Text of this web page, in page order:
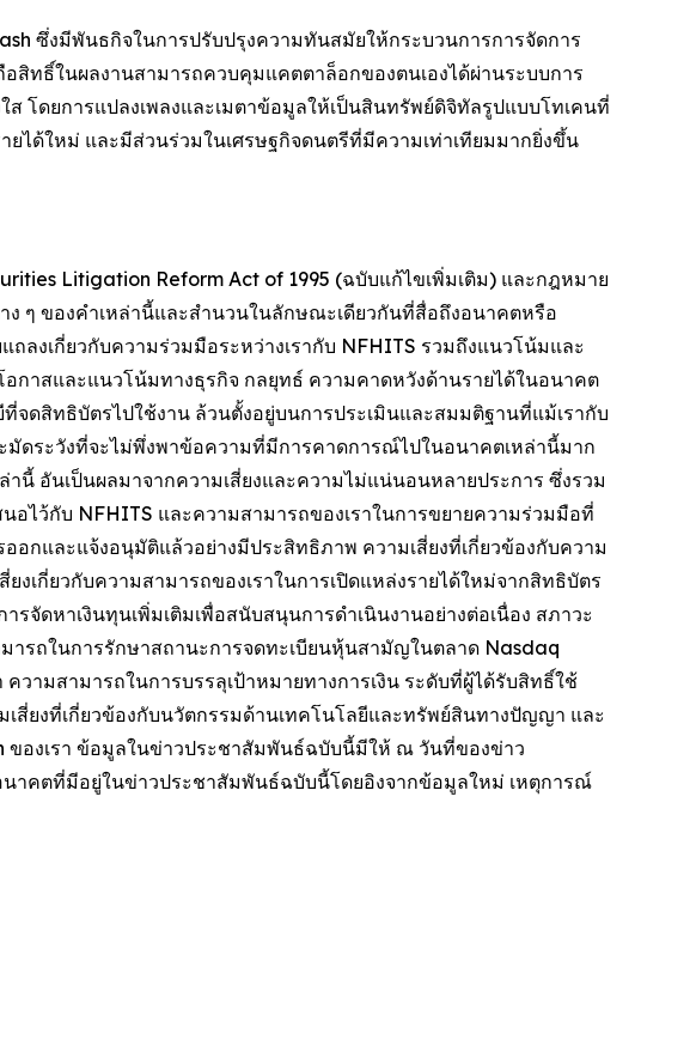
ซึ่งมีพันธกิจในการปรับปรุงความทันสมัยให้กระบวนการการจัดการ
อสิทธิ์ในผลงานสามารถควบคุมแคตตาล็อกของตนเองได้ผ่านระบบการ
โดยการแปลงเพลงและเมตาข้อมูลให้เป็นสินทรัพย์ดิจิทัลรูปแบบโทเคนที่
ยได้ใหม่ และมีส่วนร่วมในเศรษฐกิจดนตรีที่มีความเท่าเทียมมากยิ่งขึ้น
Litigation Reform Act of 1995 (ฉบับแก้ไขเพิ่มเติม) และกฎหมาย
ง ๆ ของคำเหล่านี้และสำนวนในลักษณะเดียวกันที่สื่อถึงอนาคตหรือ
งเกี่ยวกับความร่วมมือระหว่างเรากับ NFHITS รวมถึงแนวโน้มและ
กาสและแนวโน้มทางธุรกิจ กลยุทธ์ ความคาดหวังด้านรายได้ในอนาคต
จดสิทธิบัตรไปใช้งาน ล้วนตั้งอยู่บนการประเมินและสมมติฐานที่แม้เรากับ
ดระวังที่จะไม่พึ่งพาข้อความที่มีการคาดการณ์ไปในอนาคตเหล่านี้มาก
นี้ อันเป็นผลมาจากความเสี่ยงและความไม่แน่นอนหลายประการ ซึ่งรวม
อไว้กับ NFHITS และความสามารถของเราในการขยายความร่วมมือที่
กและแจ้งอนุมัติแล้วอย่างมีประสิทธิภาพ ความเสี่ยงที่เกี่ยวข้องกับความ
งเกี่ยวกับความสามารถของเราในการเปิดแหล่งรายได้ใหม่จากสิทธิบัตร
จัดหาเงินทุนเพิ่มเติมเพื่อสนับสนุนการดำเนินงานอย่างต่อเนื่อง สภาวะ
ารถในการรักษาสถานะการจดทะเบียนหุ้นสามัญในตลาด Nasdaq
ามสามารถในการบรรลุเป้าหมายทางการเงิน ระดับที่ผู้ได้รับสิทธิ์ใช้
สี่ยงที่เกี่ยวข้องกับนวัตกรรมด้านเทคโนโลยีและทรัพย์สินทางปัญญา และ
ของเรา ข้อมูลในข่าวประชาสัมพันธ์ฉบับนี้มีให้ ณ วันที่ของข่าว
าคตที่มีอยู่ในข่าวประชาสัมพันธ์ฉบับนี้โดยอิงจากข้อมูลใหม่ เหตุการณ์